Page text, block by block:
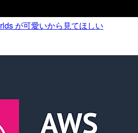
が可愛いから見てほしい